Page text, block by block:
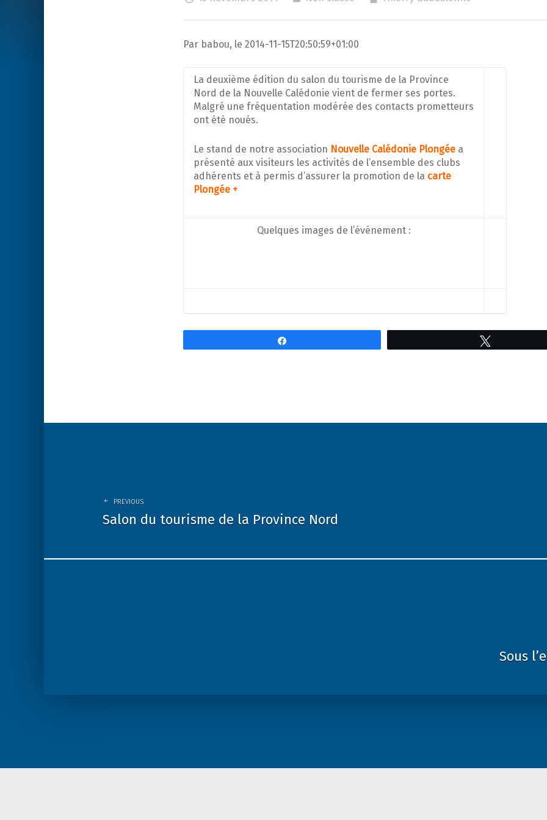
Par babou, le 2014-11-15T20:50:59+01:00
La deuxième édition du salon du tourisme de la Province
Nord de la Nouvelle Calédonie vient de fermer ses portes.
Malgré une fréquentation modérée des contacts prometteurs
ont été noués.
Le stand de notre association Nouvelle Calédonie Plongée a
présenté aux visiteurs les activités de l’ensemble des clubs
adhérents et à permis d’assurer la promotion de la carte
Plongée +
Quelques images de l’événement :
PREVIOUS
Salon du tourisme de la Province Nord
Sous